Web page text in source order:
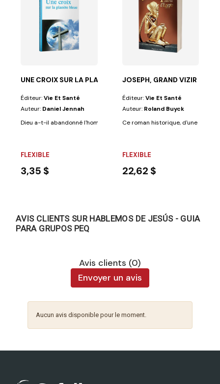
au ciel. Une autre dans les cathédrales. Une autre...
UNE CROIX SUR LA PLANÈTE BLEUE
Éditeur:Vie Et Santé
Auteur: Daniel Jennah
Dieu a-t-il abandonné l'homme à son sort ? Le doute semble permis
FLEXIBLE
3,35 $
JOSEPH, GRAND VIZIR
Éditeur:Vie Et Santé
Auteur: Roland Buyck
Ce roman historique, d'une
FLEXIBLE
22,62 $
AVIS CLIENTS SUR HABLEMOS DE JESÚS - GUIA
PARA GRUPOS PEQ
Avis clients (0)
Envoyer un avis
Aucun avis disponible pour le moment.